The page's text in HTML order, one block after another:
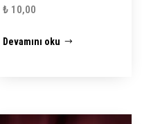
₺ 10,00
Devamını oku